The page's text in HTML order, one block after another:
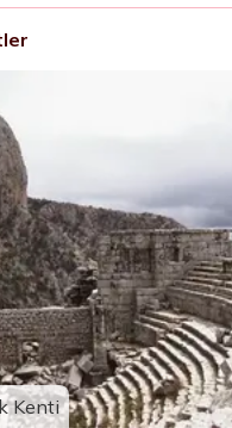
Kenti